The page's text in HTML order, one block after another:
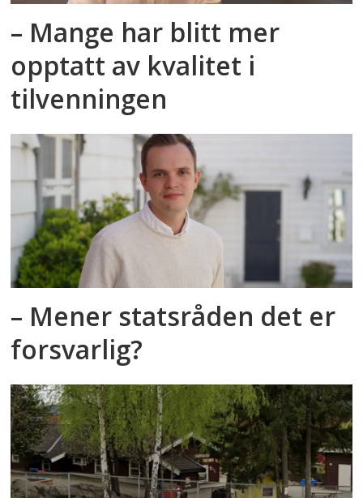
– Mange har blitt mer
opptatt av kvalitet i
tilvenningen
– Mener statsråden det er
forsvarlig?